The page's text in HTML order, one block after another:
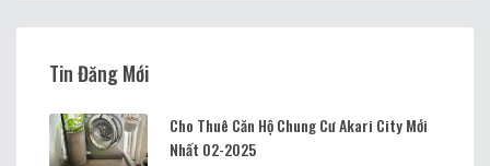
Tin Đăng Mới
Cho Thuê Căn Hộ Chung Cư Akari City Mới
Nhất 02-2025